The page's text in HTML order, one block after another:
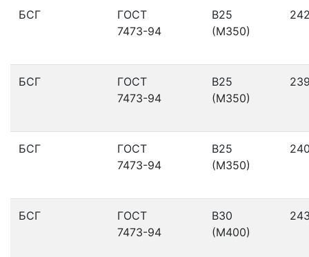
БСГ
ГОСТ
7473-94
В25
(М350)
БСГ
ГОСТ
7473-94
В25
(М350)
БСГ
ГОСТ
7473-94
В25
(М350)
БСГ
ГОСТ
7473-94
В30
(М400)